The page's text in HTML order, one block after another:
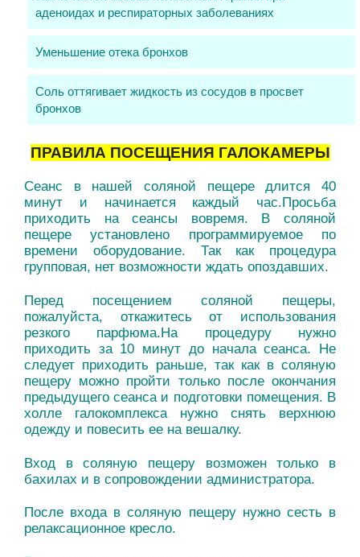
аденоидах и респираторных заболеваниях
Уменьшение отека бронхов
Соль оттягивает жидкость из сосудов в просвет
бронхов
ПРАВИЛА ПОСЕЩЕНИЯ ГАЛОКАМЕРЫ
Сеанс в нашей соляной пещере длится 40
минут и начинается каждый час.Просьба
приходить на сеансы вовремя. В соляной
пещере установлено программируемое по
времени оборудование. Так как процедура
групповая, нет возможности ждать опоздавших.
Перед посещением соляной пещеры,
пожалуйста, откажитесь от использования
резкого парфюма.На процедуру нужно
приходить за 10 минут до начала сеанса. Не
следует приходить раньше, так как в соляную
пещеру можно пройти только после окончания
предыдущего сеанса и подготовки помещения. В
холле галокомплекса нужно снять верхнюю
одежду и повесить ее на вешалку.
Вход в соляную пещеру возможен только в
бахилах и в сопровождении администратора.
После входа в соляную пещеру нужно сесть в
релаксационное кресло.